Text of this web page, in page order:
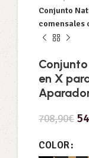
Conjunto
comensales
en X
708,90€
COLOR